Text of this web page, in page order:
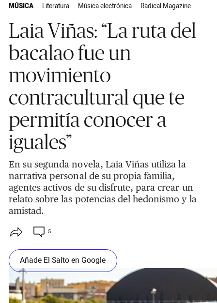
MÚSICA Literatura Música electrónica Radical Magazine
Laia Viñas: “La ruta del
bacalao fue un
movimiento
contracultural que te
permitía conocer a
iguales”
En su segunda novela, Laia Viñas utiliza la
narrativa personal de su propia familia,
agentes activos de su disfrute, para crear un
relato sobre las potencias del hedonismo y la
amistad.
5
Añade El Salto en Google